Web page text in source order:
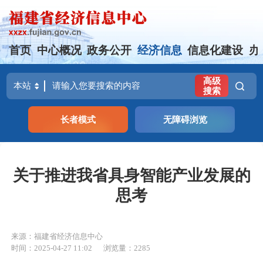
首页 中心概况 政务公开 经济信息 信息化建设 办
高级
搜索
长者模式 无障碍浏览
关于推进我省具身智能产业发展的
思考
来源：福建省经济信息中心
时间：2025-04-27 11:02
浏览量：2285